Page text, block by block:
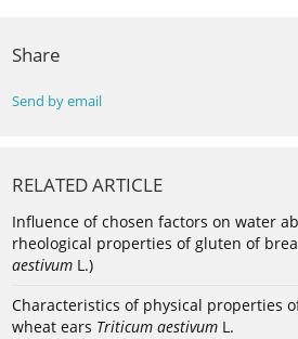
Share
Send by email
RELATED ARTICLE
Influence of chosen factors on water
rheological properties of gluten of
aestivum L.)
Characteristics of physical properties
wheat ears Triticum aestivum L.